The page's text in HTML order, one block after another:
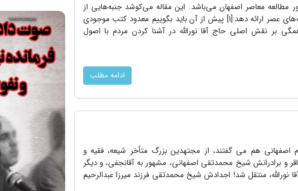
معاصر اصفهان مى‌باشد. این مقاله مى‌کوشد جنبه‌هایى از
شخصیت، جایگاه و فعالیتهاى او را براساس بعضى مندرجات روزنامه‌هاى عصر ارائه دهد:[1] پیش از آن باید بگوییم معدود کتب موجودى
بر نقش اصلى حاج آقا نورالله در آشنا کردن مردم با اصول
ادامه مطلب
اصفهانی هم می گفتند، از مجتهدین بزرگ متأخر شیعه، فقیه و
و برادرانش شیخ محمدتقی اصفهانی، مشهور به آقانجفی، و دیگر
منتقل شد! اجدادش شیخ محمدتقی فرزند میرزا عبدالرحیم